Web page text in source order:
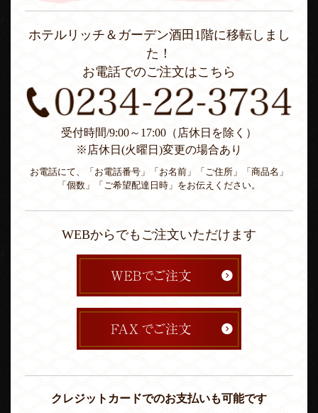
ホテルリッチ＆ガーデン酒田1階に移転しまし
た！
お電話でのご注文はこちら
受付時間/9:00～17:00（店休日を除く）
※店休日(火曜日)変更の場合あり
お電話にて、「お電話番号」「お名前」「ご住所」「商品名」
「個数」「ご希望配達日時」をお伝えください。
WEBからでもご注文いただけます
クレジットカードでのお支払いも可能です